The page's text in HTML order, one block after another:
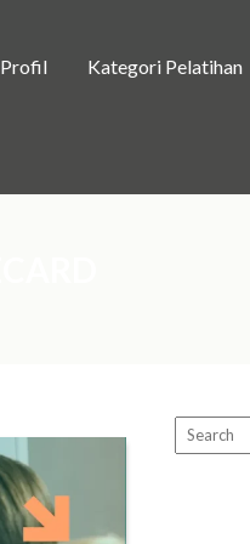
Profil Kategori Pelatihan